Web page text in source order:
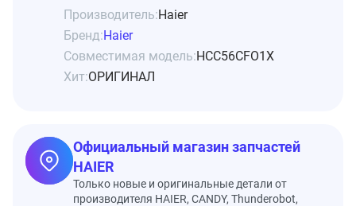
Производитель:Haier
Бренд:Haier
Совместимая модель:HCC56CFO1X
Хит:ОРИГИНАЛ
Официальный магазин запчастей
HAIER
Только новые и оригинальные детали от
производителя HAIER, CANDY, Thunderobot,